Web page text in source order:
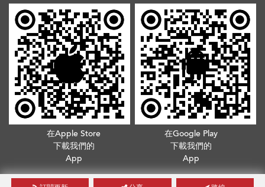
在Apple Store
下載我們的
App
在Google Play
下載我們的
App
版權所有©2026. 不得轉載服務條款. 隱私政策